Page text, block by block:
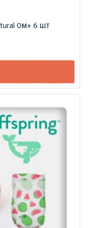
0м+ 6 шт